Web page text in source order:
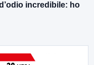
incredibile: ho